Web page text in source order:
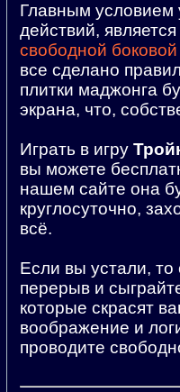
Главным условием
действий,
свободной
все сделано
плитки маджонга
экрана, что,
Играть в игру
вы можете
нашем сайте она
круглосуточно,
всё.
Если вы устали,
перерыв и
которые скрасят
воображение и
проводите